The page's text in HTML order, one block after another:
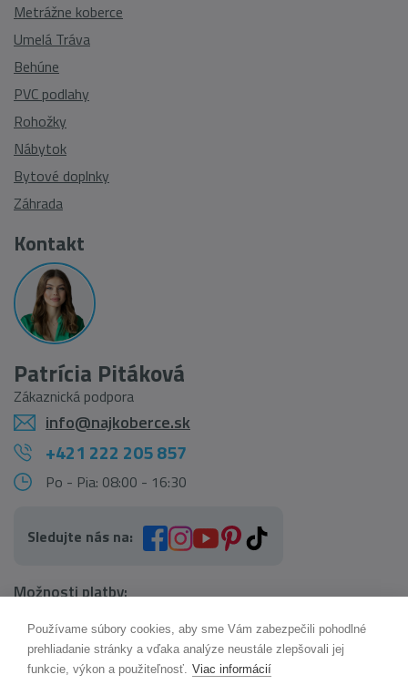
Metrážne koberce
Umelá Tráva
Behúne
PVC podlahy
Rohožky
Nábytok
Bytové doplnky
Záhrada
Kontakt
Patrícia Pitáková
Zákaznická podpora
info@najkoberce.sk
+421 222 205 857
Po - Pia: 08:00 - 16:30
Sledujte nás na:
Možnosti platby:
AI pomocník Maxík
Online
Používame súbory cookies, aby sme Vám zabezpečili pohodlné
prehliadanie stránky a vďaka analýze neustále zlepšovali jej
funkcie, výkon a použiteľnosť. Viac informácií